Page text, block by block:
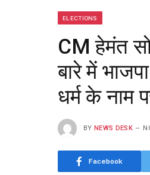
ELECTIONS
CM हेमंत
बारे में
धर्म के नाम
BY NEWS DESK
Facebook